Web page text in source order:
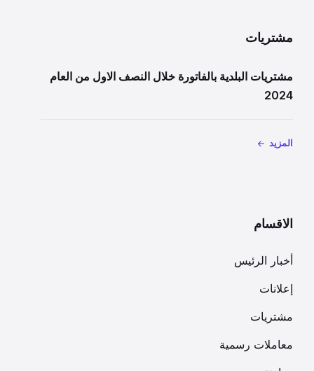
مشتريات
مشتريات البلدية بالفاتورة خلال النصف الاول من العام
2024
المزيد
الاقسام
أخبار الرئيس
إعلانات
مشتريات
معاملات رسمية